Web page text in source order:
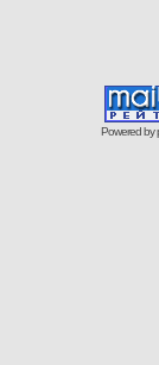
Powered by